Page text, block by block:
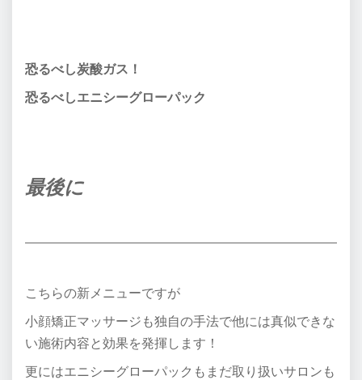
恐るべし炭酸ガス！
恐るべしエニシーグローパック
最後に
こちらの新メニューですが
小顔矯正マッサージも独自の手法で他には真似できな
い施術内容と効果を発揮します！
更にはエニシーグローパックもまだ取り扱いサロンも